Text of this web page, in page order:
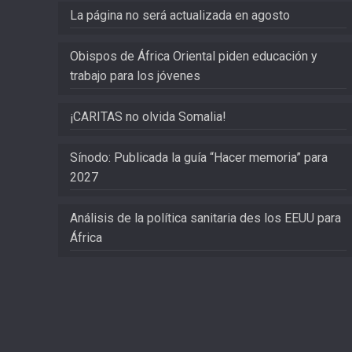
La página no será actualizada en agosto
Obispos de África Oriental piden educación y
trabajo para los jóvenes
¡CARITAS no olvida Somalia!
Sínodo: Publicada la guía “Hacer memoria” para
2027
Análisis de la política sanitaria des los EEUU para
África